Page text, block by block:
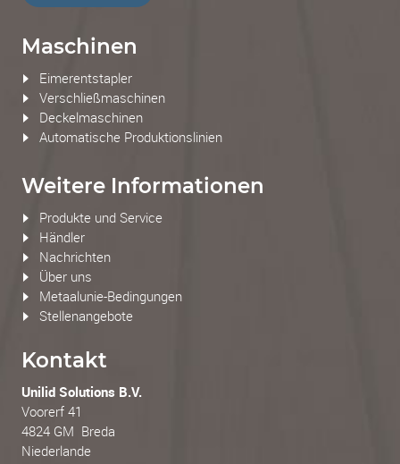
Maschinen
Eimerentstapler
Verschließmaschinen
Deckelmaschinen
Automatische Produktionslinien
Weitere Informationen
Produkte und Service
Händler
Nachrichten
Über uns
Metaalunie-Bedingungen
Stellenangebote
Kontakt
Unilid Solutions B.V.
Voorerf 41
4824 GM Breda
Niederlande